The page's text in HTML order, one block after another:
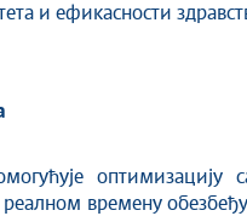
и ефикасности
оптимизацију
времену